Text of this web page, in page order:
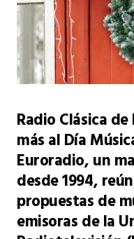
Radio Clásica
más al Día
Euroradio, un
desde 1994,
propuestas de
emisoras de la